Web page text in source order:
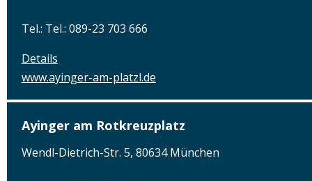
Tel.: Tel.: 089-23 703 666
Details
www.ayinger-am-platzl.de
Ayinger am Rotkreuzplatz
Wendl-Dietrich-Str. 5, 80634 München